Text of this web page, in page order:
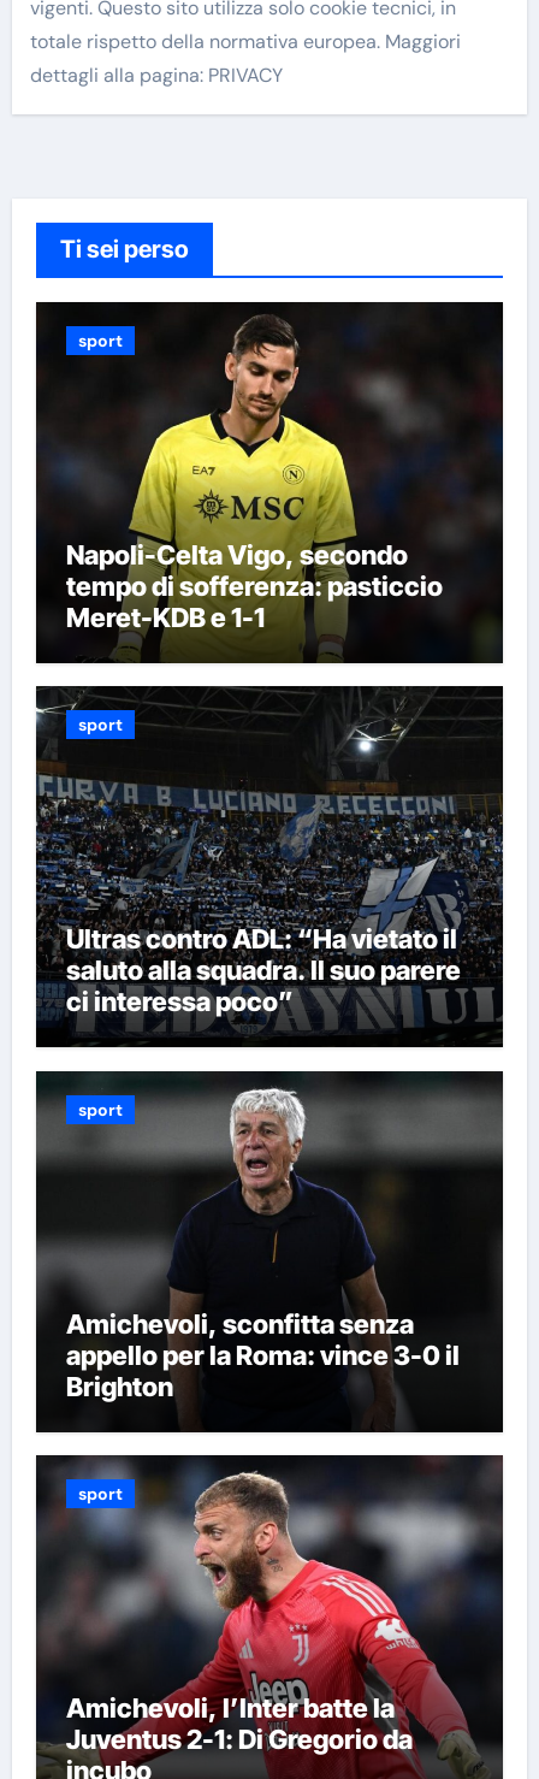
vigenti. Questo sito utilizza solo cookie tecnici, in
totale rispetto della normativa europea. Maggiori
dettagli alla pagina: PRIVACY
Ti sei perso
sport
Napoli-Celta Vigo, secondo
tempo di sofferenza: pasticcio
Meret-KDB e 1-1
sport
Ultras contro ADL: “Ha vietato il
saluto alla squadra. Il suo parere
ci interessa poco”
sport
Amichevoli, sconfitta senza
appello per la Roma: vince 3-0 il
Brighton
sport
Amichevoli, l’Inter batte la
Juventus 2-1: Di Gregorio da
incubo